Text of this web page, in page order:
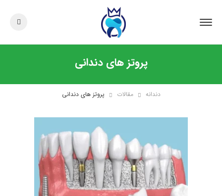
پروتز های دندانی
دندانه مقالات پروتز های دندانی